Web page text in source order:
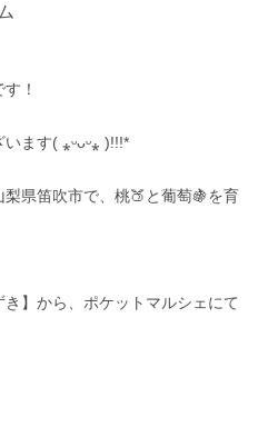
！
ます( ⁎ᵕᴗᵕ⁎ )!!!*
県笛吹市で、桃🍑と葡萄🍇を育
】から、ポケットマルシェにて